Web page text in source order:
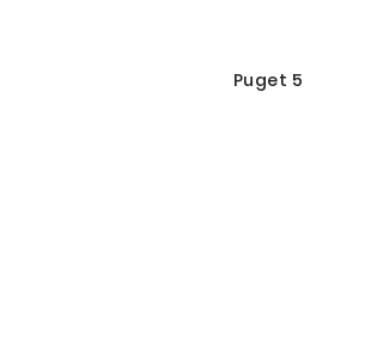
Puget 5